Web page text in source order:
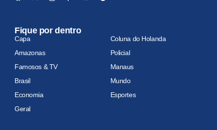
Fique por dentro
Capa
Coluna do Holanda
Amazonas
Policial
Famosos & TV
Manaus
Brasil
Mundo
Economia
Esportes
Geral